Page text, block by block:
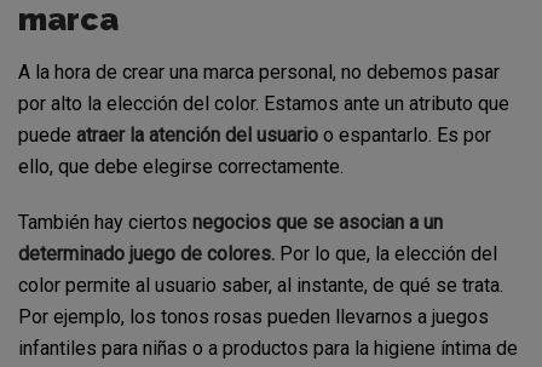
marca
A la hora de crear una marca personal, no debemos pasar
por alto la elección del color. Estamos ante un atributo que
puede atraer la atención del usuario o espantarlo. Es por
ello, que debe elegirse correctamente.
También hay ciertos negocios que se asocian a un
determinado juego de colores. Por lo que, la elección del
color permite al usuario saber, al instante, de qué se trata.
Por ejemplo, los tonos rosas pueden llevarnos a juegos
infantiles para niñas o a productos para la higiene íntima de